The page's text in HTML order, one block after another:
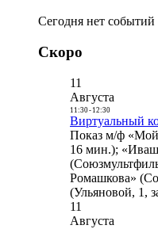
Сегодня нет событий
Скоро
11
Августа
11:30- 12:30
Виртуальный
Показ м/ф
16 мин.);
Ромашкова»
(Ульяновой, 1,
11
Августа